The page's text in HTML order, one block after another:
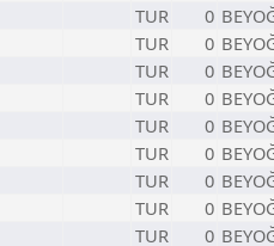
TUR 0
TUR 0
TUR 0
TUR 0
TUR 0
TUR 0
TUR 0
TUR 0
TUR 0